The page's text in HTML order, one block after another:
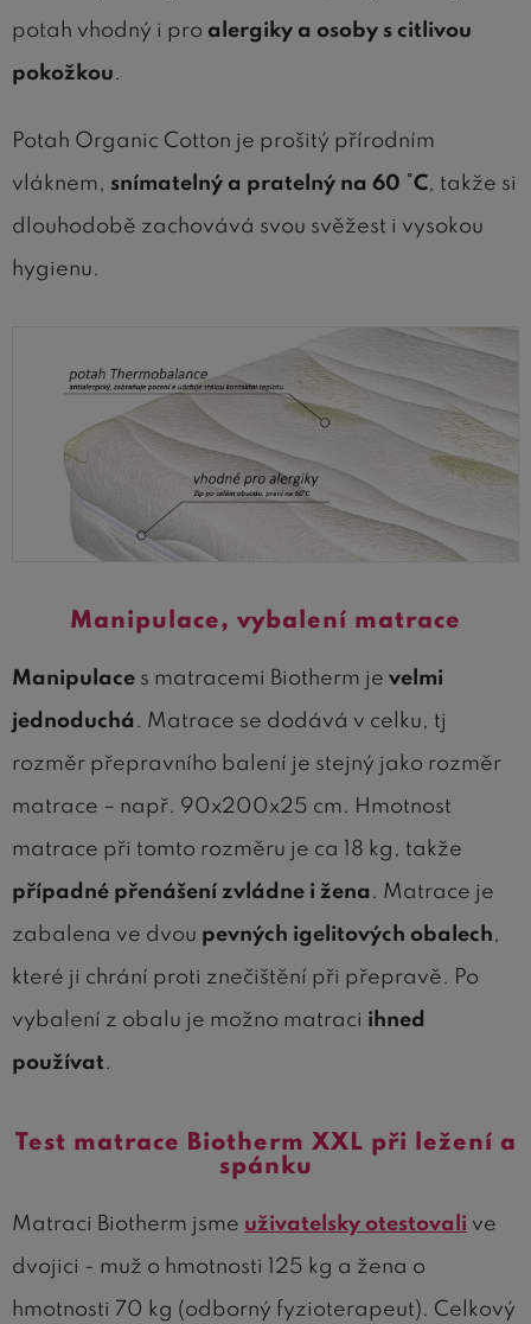
potah vhodný i pro alergiky a osoby s citlivou
pokožkou.
Potah Organic Cotton je prošitý přírodním
vláknem, snímatelný a pratelný na 60 °C, takže si
dlouhodobě zachovává svou svěžest i vysokou
hygienu.
Manipulace, vybalení matrace
Manipulace s matracemi Biotherm je velmi
jednoduchá . Matrace se dodává v celku, tj
rozměr přepravního balení je stejný jako rozměr
matrace – např. 90x200x25 cm. Hmotnost
matrace při tomto rozměru je ca 18 kg, takže
případné přenášení zvládne i žena . Matrace je
zabalena ve dvou pevných igelitových obalech,
které ji chrání proti znečištění při přepravě. Po
vybalení z obalu je možno matraci ihned
používat.
Test matrace Biotherm XXL při ležení a
spánku
Matraci Biotherm jsme uživatelsky otestovali ve
dvojici - muž o hmotnosti 125 kg a žena o
hmotnosti 70 kg (odborný fyzioterapeut). Celkový